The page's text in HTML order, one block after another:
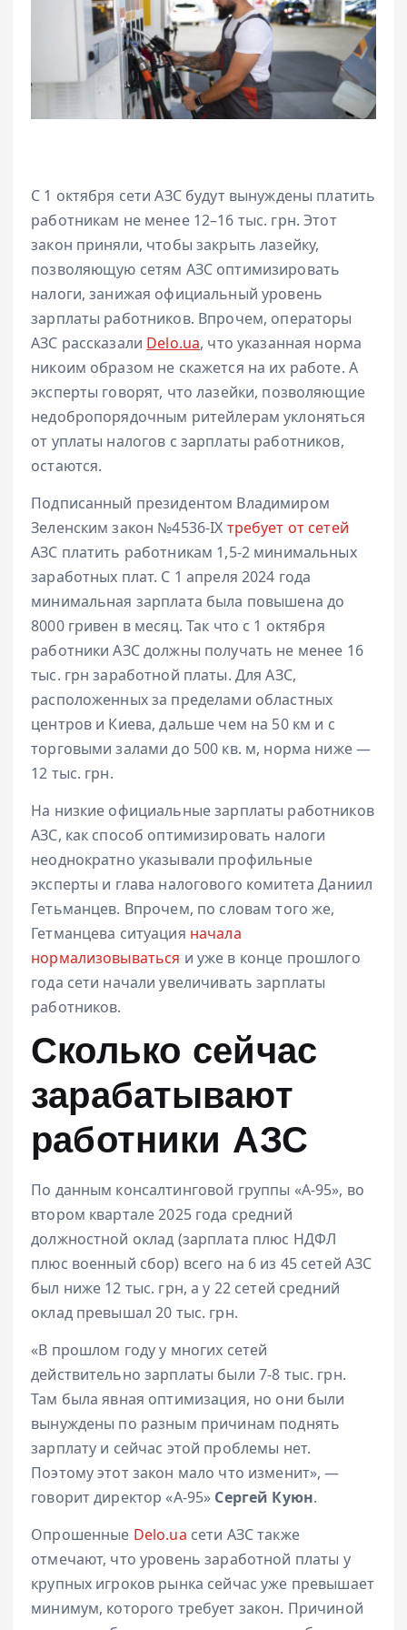
С 1 октября сети АЗС будут вынуждены платить
работникам не менее 12–16 тыс. грн. Этот
закон приняли, чтобы закрыть лазейку,
позволяющую сетям АЗС оптимизировать
налоги, занижая официальный уровень
зарплаты работников. Впрочем, операторы
АЗС рассказали Delo.ua, что указанная норма
никоим образом не скажется на их работе. А
эксперты говорят, что лазейки, позволяющие
недобропорядочным ритейлерам уклоняться
от уплаты налогов с зарплаты работников,
остаются.
Подписанный президентом Владимиром
Зеленским закон №4536-IX требует от сетей
АЗС платить работникам 1,5-2 минимальных
заработных плат. С 1 апреля 2024 года
минимальная зарплата была повышена до
8000 гривен в месяц. Так что с 1 октября
работники АЗС должны получать не менее 16
тыс. грн заработной платы. Для АЗС,
расположенных за пределами областных
центров и Киева, дальше чем на 50 км и с
торговыми залами до 500 кв. м, норма ниже —
12 тыс. грн.
На низкие официальные зарплаты работников
АЗС, как способ оптимизировать налоги
неоднократно указывали профильные
эксперты и глава налогового комитета Даниил
Гетьманцев. Впрочем, по словам того же,
Гетманцева ситуация начала
нормализовываться и уже в конце прошлого
года сети начали увеличивать зарплаты
работников.
Сколько сейчас
зарабатывают
работники АЗС
По данным консалтинговой группы «А-95», во
втором квартале 2025 года средний
должностной оклад (зарплата плюс НДФЛ
плюс военный сбор) всего на 6 из 45 сетей АЗС
был ниже 12 тыс. грн, а у 22 сетей средний
оклад превышал 20 тыс. грн.
«В прошлом году у многих сетей
действительно зарплаты были 7-8 тыс. грн.
Там была явная оптимизация, но они были
вынуждены по разным причинам поднять
зарплату и сейчас этой проблемы нет.
Поэтому этот закон мало что изменит», —
говорит директор «А-95» Сергей Куюн.
Опрошенные Delo.ua сети АЗС также
отмечают, что уровень заработной платы у
крупных игроков рынка сейчас уже превышает
минимум, которого требует закон. Причиной